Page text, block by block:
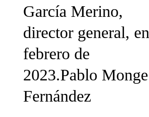
García Merino,
director general, en
febrero de
2023.Pablo Monge
Fernández